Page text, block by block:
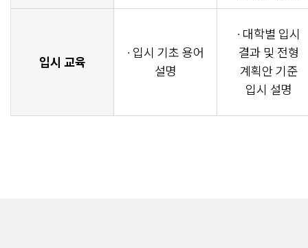
입시 교육
· 입시 기초 용어
설명
· 대학별 입시
결과 및 전형
계획안 기준
입시 설명